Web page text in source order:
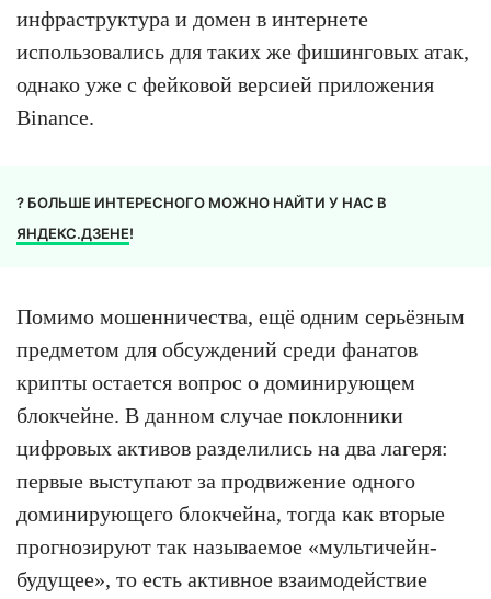
инфраструктура и домен в интернете
использовались для таких же фишинговых атак,
однако уже с фейковой версией приложения
Binance.
? БОЛЬШЕ ИНТЕРЕСНОГО МОЖНО НАЙТИ У НАС В
ЯНДЕКС.ДЗЕНЕ!
Помимо мошенничества, ещё одним серьёзным
предметом для обсуждений среди фанатов
крипты остается вопрос о доминирующем
блокчейне. В данном случае поклонники
цифровых активов разделились на два лагеря:
первые выступают за продвижение одного
доминирующего блокчейна, тогда как вторые
прогнозируют так называемое «мультичейн-
будущее», то есть активное взаимодействие